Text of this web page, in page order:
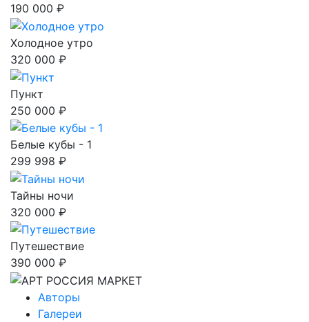
190 000 ₽
Холодное утро
320 000 ₽
Пункт
250 000 ₽
Белые кубы - 1
299 998 ₽
Тайны ночи
320 000 ₽
Путешествие
390 000 ₽
Авторы
Галереи